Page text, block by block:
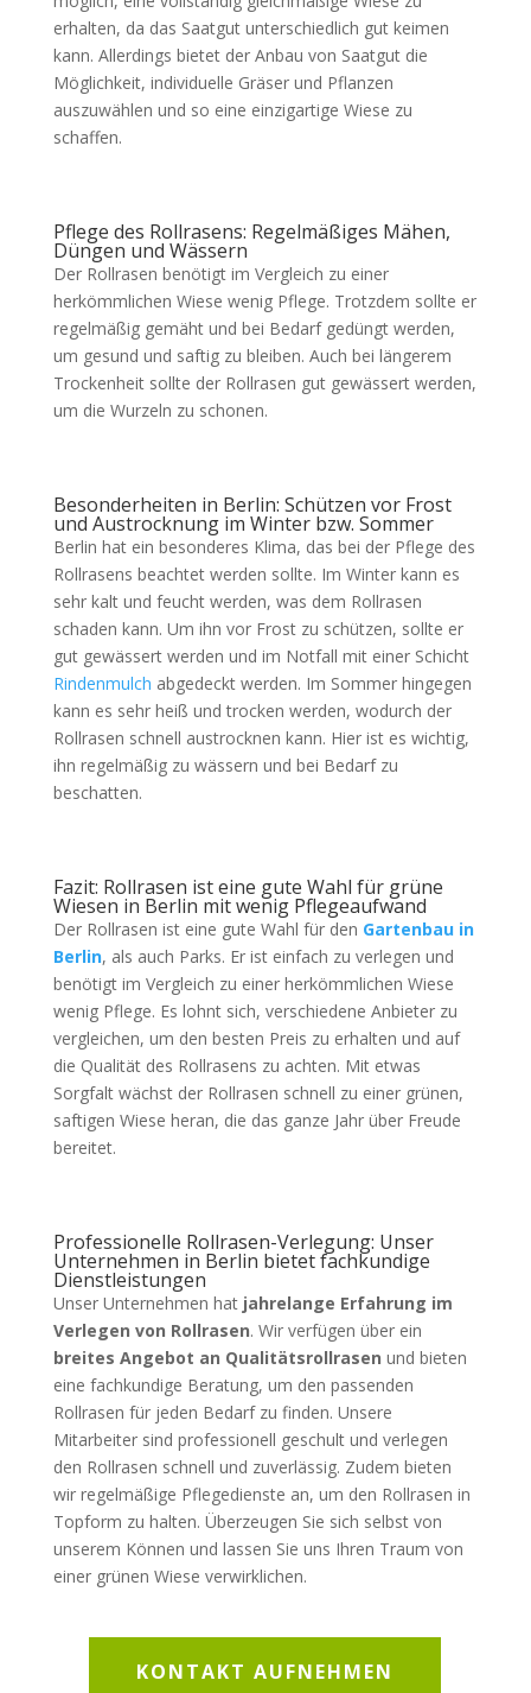
erhalten, da das Saatgut unterschiedlich gut keimen
kann. Allerdings bietet der Anbau von Saatgut die
Möglichkeit, individuelle Gräser und Pflanzen
auszuwählen und so eine einzigartige Wiese zu
schaffen.
Pflege des Rollrasens: Regelmäßiges Mähen,
Düngen und Wässern
Der Rollrasen benötigt im Vergleich zu einer
herkömmlichen Wiese wenig Pflege. Trotzdem sollte er
regelmäßig gemäht und bei Bedarf gedüngt werden,
um gesund und saftig zu bleiben. Auch bei längerem
Trockenheit sollte der Rollrasen gut gewässert werden,
um die Wurzeln zu schonen.
Besonderheiten in Berlin: Schützen vor Frost
und Austrocknung im Winter bzw. Sommer
Berlin hat ein besonderes Klima, das bei der Pflege des
Rollrasens beachtet werden sollte. Im Winter kann es
sehr kalt und feucht werden, was dem Rollrasen
schaden kann. Um ihn vor Frost zu schützen, sollte er
gut gewässert werden und im Notfall mit einer Schicht
Rindenmulch abgedeckt werden. Im Sommer hingegen
kann es sehr heiß und trocken werden, wodurch der
Rollrasen schnell austrocknen kann. Hier ist es wichtig,
ihn regelmäßig zu wässern und bei Bedarf zu
beschatten.
Fazit: Rollrasen ist eine gute Wahl für grüne
Wiesen in Berlin mit wenig Pflegeaufwand
Der Rollrasen ist eine gute Wahl für den Gartenbau in
Berlin, als auch Parks. Er ist einfach zu verlegen und
benötigt im Vergleich zu einer herkömmlichen Wiese
wenig Pflege. Es lohnt sich, verschiedene Anbieter zu
vergleichen, um den besten Preis zu erhalten und auf
die Qualität des Rollrasens zu achten. Mit etwas
Sorgfalt wächst der Rollrasen schnell zu einer grünen,
saftigen Wiese heran, die das ganze Jahr über Freude
bereitet.
Professionelle Rollrasen-Verlegung: Unser
Unternehmen in Berlin bietet fachkundige
Dienstleistungen
Unser Unternehmen hat jahrelange Erfahrung im
Verlegen von Rollrasen. Wir verfügen über ein
breites Angebot an Qualitätsrollrasen und bieten
eine fachkundige Beratung, um den passenden
Rollrasen für jeden Bedarf zu finden. Unsere
Mitarbeiter sind professionell geschult und verlegen
den Rollrasen schnell und zuverlässig. Zudem bieten
wir regelmäßige Pflegedienste an, um den Rollrasen in
Topform zu halten. Überzeugen Sie sich selbst von
unserem Können und lassen Sie uns Ihren Traum von
einer grünen Wiese verwirklichen.
KONTAKT AUFNEHMEN